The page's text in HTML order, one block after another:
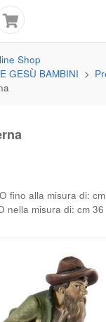
Shop
GESÙ BAMBINI
fino alla misura di:
nella misura di: cm 36